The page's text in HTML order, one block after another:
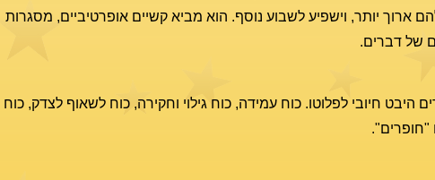
יותר, וישפיע לשבוע נוסף. הוא מביא קשיים אופרטיביים, מסגרות
של דברים.
חיובי לפלוטו. כוח עמידה, כוח גילוי וחקירה, כוח לשאוף לצדק, כוח
"חופרים".